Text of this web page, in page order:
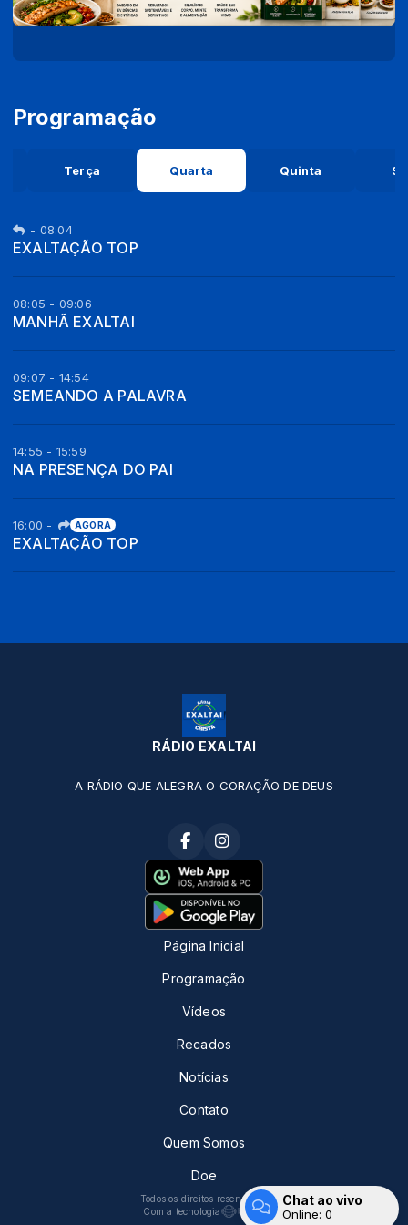
Programação
Terça Quarta Quinta
- 08:04
EXALTAÇÃO TOP
08:05 - 09:06
MANHÃ EXALTAI
09:07 - 14:54
SEMEANDO A PALAVRA
14:55 - 15:59
NA PRESENÇA DO PAI
16:00 - AGORA
EXALTAÇÃO TOP
RÁDIO EXALTAI
A RÁDIO QUE ALEGRA O CORAÇÃO DE DEUS
Página Inicial
Programação
Vídeos
Recados
Notícias
Contato
Quem Somos
Doe
Todos os direitos reservados.
Com a tecnologia
Chat ao vivo
Online: 0